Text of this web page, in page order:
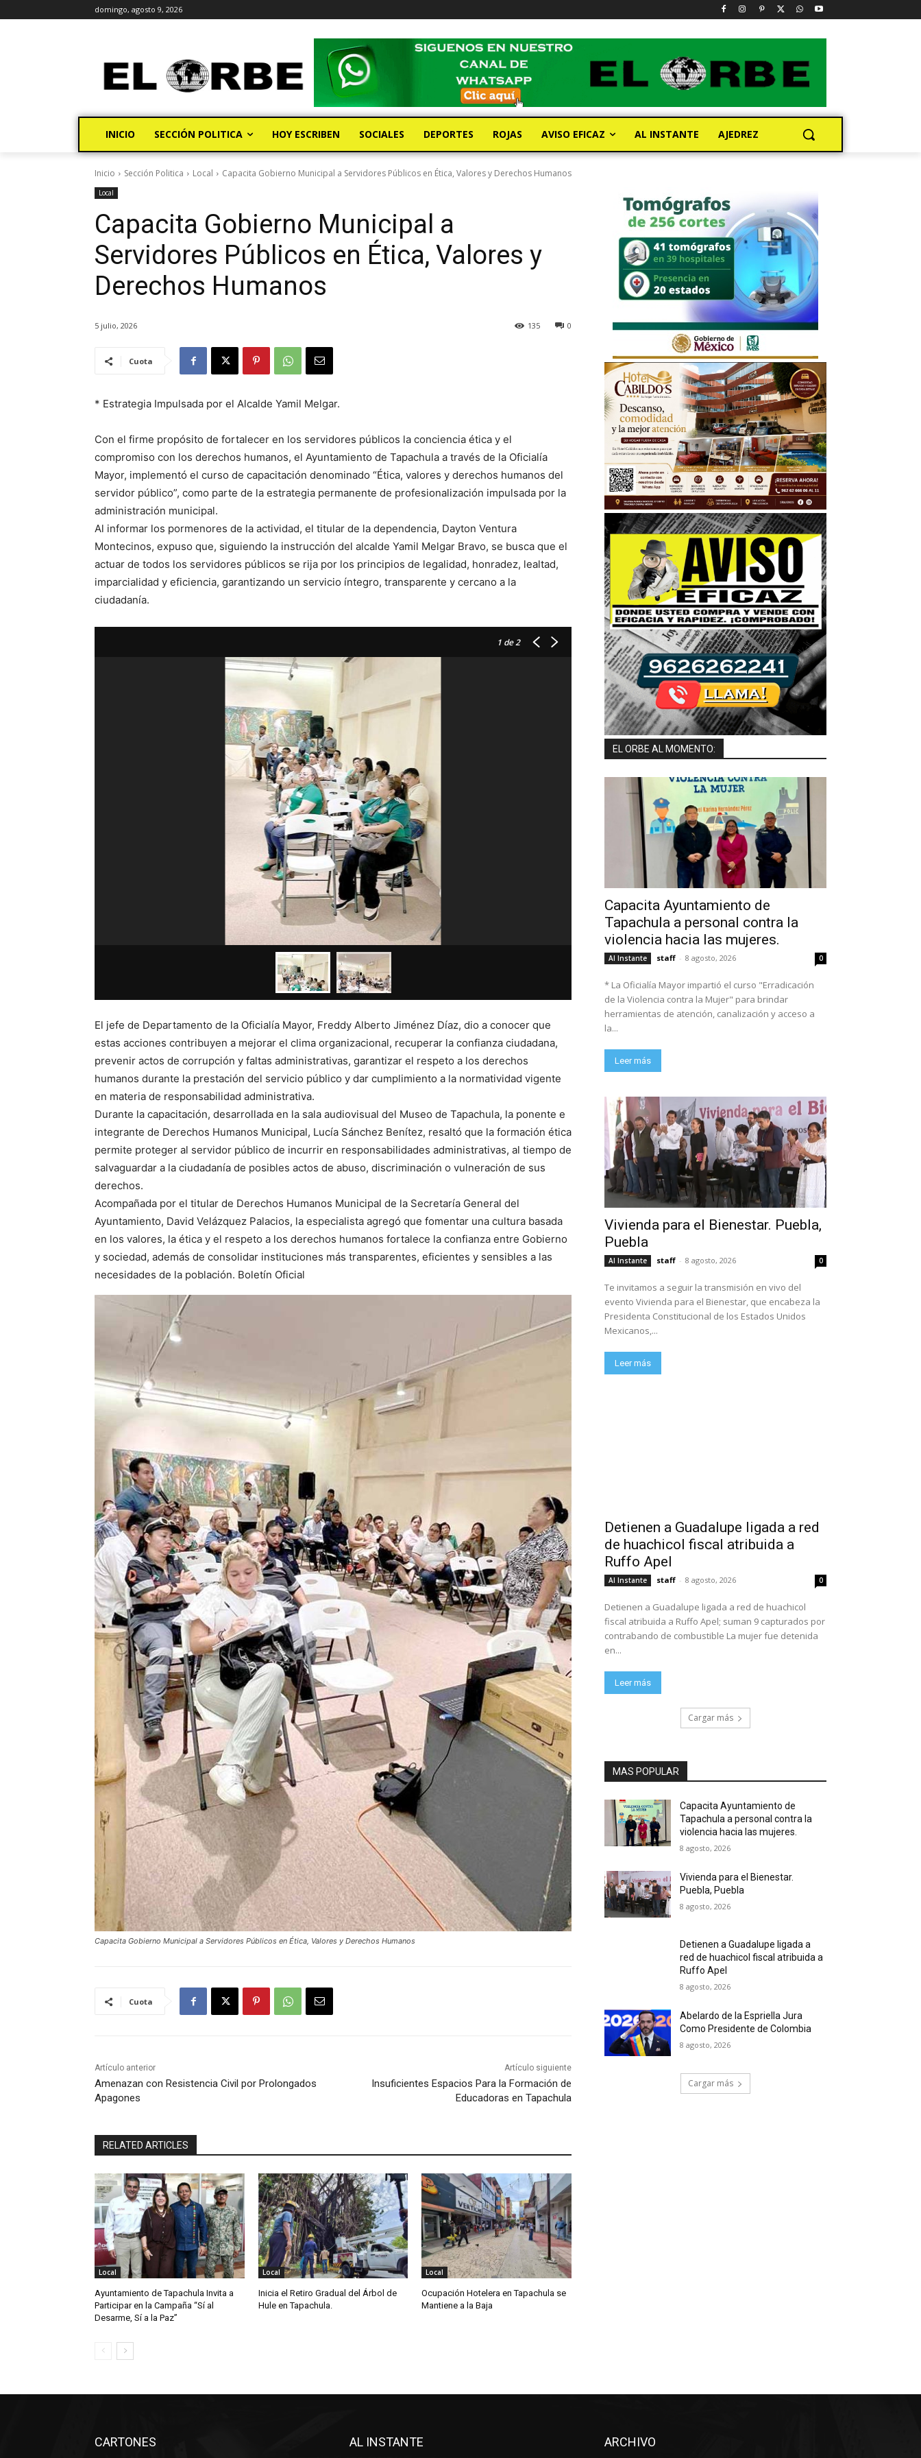
domingo, agosto 9, 2026
INICIO SECCIÓN POLITICA HOY ESCRIBEN SOCIALES DEPORTES ROJAS AVISO EFICAZ AL INSTANTE AJEDREZ
Inicio Sección Politica Local Capacita Gobierno Municipal a Servidores Públicos en Ética, Valores y Derechos Humanos
Local
Capacita Gobierno Municipal a
Servidores Públicos en Ética, Valores y
Derechos Humanos
5 julio, 2026 0
135
Cuota
* Estrategia Impulsada por el Alcalde Yamil Melgar.
Con el firme propósito de fortalecer en los servidores públicos la conciencia ética y el
compromiso con los derechos humanos, el Ayuntamiento de Tapachula a través de la Oficialía
Mayor, implementó el curso de capacitación denominado “Ética, valores y derechos humanos del
servidor público”, como parte de la estrategia permanente de profesionalización impulsada por la
administración municipal.
Al informar los pormenores de la actividad, el titular de la dependencia, Dayton Ventura
Montecinos, expuso que, siguiendo la instrucción del alcalde Yamil Melgar Bravo, se busca que el
actuar de todos los servidores públicos se rija por los principios de legalidad, honradez, lealtad,
imparcialidad y eficiencia, garantizando un servicio íntegro, transparente y cercano a la
ciudadanía.
1 de 2
Capacita Gobierno Municipal a Servidores Públicos
Capacita Gobierno Municipal a Servidores Públicos en Ética, Valores y Derechos
El jefe de Departamento de la Oficialía Mayor, Freddy Alberto Jiménez Díaz, dio a conocer que
estas acciones contribuyen a mejorar el clima organizacional, recuperar la confianza ciudadana,
prevenir actos de corrupción y faltas administrativas, garantizar el respeto a los derechos
humanos durante la prestación del servicio público y dar cumplimiento a la normatividad vigente
en materia de responsabilidad administrativa.
Durante la capacitación, desarrollada en la sala audiovisual del Museo de Tapachula, la ponente e
integrante de Derechos Humanos Municipal, Lucía Sánchez Benítez, resaltó que la formación ética
permite proteger al servidor público de incurrir en responsabilidades administrativas, al tiempo de
salvaguardar a la ciudadanía de posibles actos de abuso, discriminación o vulneración de sus
derechos.
Acompañada por el titular de Derechos Humanos Municipal de la Secretaría General del
Ayuntamiento, David Velázquez Palacios, la especialista agregó que fomentar una cultura basada
en los valores, la ética y el respeto a los derechos humanos fortalece la confianza entre Gobierno
y sociedad, además de consolidar instituciones más transparentes, eficientes y sensibles a las
necesidades de la población. Boletín Oficial
Capacita Gobierno Municipal a Servidores Públicos en Ética, Valores y Derechos Humanos
Cuota
Artículo anterior
Amenazan con Resistencia Civil por Prolongados
Apagones
Artículo siguiente
Insuficientes Espacios Para la Formación de
Educadoras en Tapachula
RELATED ARTICLES
Local
Ayuntamiento de Tapachula Invita a
Participar en la Campaña “Sí al
Desarme, Sí a la Paz”
Local
Inicia el Retiro Gradual del Árbol de
Hule en Tapachula.
Local
Ocupación Hotelera en Tapachula se
Mantiene a la Baja
EL ORBE AL MOMENTO:
Capacita Ayuntamiento de
Tapachula a personal contra la
violencia hacia las mujeres.
Al Instante staff - 8 agosto, 2026 0
* La Oficialía Mayor impartió el curso "Erradicación
de la Violencia contra la Mujer" para brindar
herramientas de atención, canalización y acceso a
la...
Leer más
Vivienda para el Bienestar. Puebla,
Puebla
Al Instante staff - 8 agosto, 2026 0
Te invitamos a seguir la transmisión en vivo del
evento Vivienda para el Bienestar, que encabeza la
Presidenta Constitucional de los Estados Unidos
Mexicanos,...
Leer más
Detienen a Guadalupe ligada a red
de huachicol fiscal atribuida a
Ruffo Apel
Al Instante staff - 8 agosto, 2026 0
Detienen a Guadalupe ligada a red de huachicol
fiscal atribuida a Ruffo Apel; suman 9 capturados por
contrabando de combustible La mujer fue detenida
en...
Leer más
Cargar más
MAS POPULAR
Capacita Ayuntamiento de
Tapachula a personal contra la
violencia hacia las mujeres.
8 agosto, 2026
Vivienda para el Bienestar.
Puebla, Puebla
8 agosto, 2026
Detienen a Guadalupe ligada a
red de huachicol fiscal atribuida a
Ruffo Apel
8 agosto, 2026
Abelardo de la Espriella Jura
Como Presidente de Colombia
8 agosto, 2026
Cargar más
CARTONES AL INSTANTE ARCHIVO